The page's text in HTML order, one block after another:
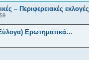
– Περιφερειακές εκλογές
Ερωτηματικά…